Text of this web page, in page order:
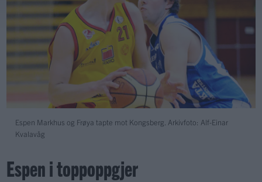
Espen Markhus og Frøya tapte mot Kongsberg. Arkivfoto: Alf-Einar
Kvalavåg
Espen i toppoppgjer